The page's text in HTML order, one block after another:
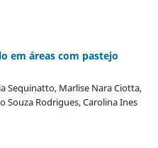
em áreas com pastejo
Sequinatto, Marlise Nara Ciotta,
Souza Rodrigues, Carolina Ines